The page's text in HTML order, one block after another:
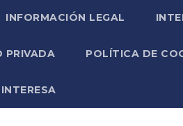
INFORMACIÓN LEGAL
PRIVADA POLÍTICA DE